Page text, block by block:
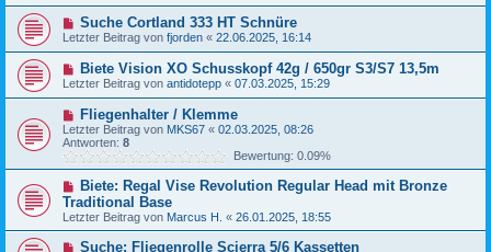
Suche Cortland 333 HT Schnüre
Letzter Beitrag von fjorden « 22.06.2025, 16:14
Biete Vision XO Schusskopf 42g / 650gr S3/S7 13,5m
Letzter Beitrag von antidotepp « 07.03.2025, 15:29
Fliegenhalter / Klemme
Letzter Beitrag von MKS67 « 02.03.2025, 08:26
Antworten: 8
Bewertung: 0.09%
Biete: Regal Vise Revolution Regular Head mit Bronze
Traditional Base
Letzter Beitrag von Marcus H. « 26.01.2025, 18:55
Suche: Fliegenrolle Scierra 5/6 Kassetten